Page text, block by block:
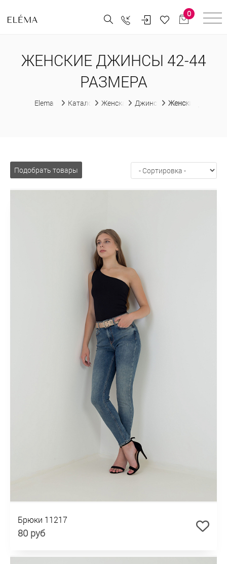
0
ЖЕНСКИЕ ДЖИНСЫ 42-44
РАЗМЕРА
Elema Каталог Женская одежда
Джинсы Женские джинсы
Подобрать товары
Брюки 11217
80 руб